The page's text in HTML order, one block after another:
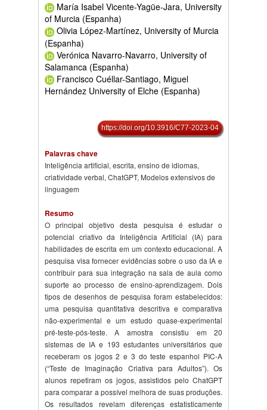
María Isabel Vicente-Yagüe-Jara, University
of Murcia (Espanha)
Olivia López-Martínez, University of Murcia
(Espanha)
Verónica Navarro-Navarro, University of
Salamanca (Espanha)
Francisco Cuéllar-Santiago, Miguel
Hernández University of Elche (Espanha)
https://doi.org/10.3916/C77-2023-04
Palavras chave
Inteligência artificial, escrita, ensino de idiomas,
criatividade verbal, ChatGPT, Modelos extensivos de
linguagem
Resumo
O principal objetivo desta pesquisa é estudar o
potencial criativo da Inteligência Artificial (IA) para
habilidades de escrita em um contexto educacional. A
pesquisa visa fornecer evidências sobre o uso da IA e
contribuir para sua integração na sala de aula como
suporte ao processo de ensino-aprendizagem. Dois
tipos de desenhos de pesquisa foram estabelecidos:
uma pesquisa quantitativa descritiva e comparativa
não-experimental e um estudo quase-experimental
pré-teste-pós-teste. A amostra consistiu em 20
sistemas de IA e 193 estudantes universitários que
receberam os jogos 2 e 3 do teste espanhol PIC-A
(“Teste de Imaginação Criativa para Adultos”). Os
alunos repetiram os jogos, assistidos pelo ChatGPT
para comparar a possível melhora de suas produções.
Os resultados revelam diferenças estatisticamente